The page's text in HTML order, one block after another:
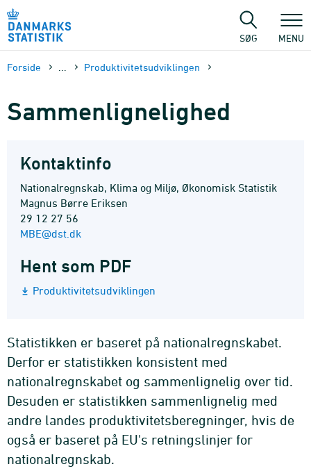
sidens
SØG MENU
Forside Produktivitetsudviklingen
Sammenlignelighed
Kontaktinfo
Nationalregnskab, Klima og Miljø, Økonomisk Statistik
Magnus Børre Eriksen
29 12 27 56
MBE@dst.dk
Hent som PDF
Produktivitetsudviklingen
Statistikken er baseret på nationalregnskabet.
Derfor er statistikken konsistent med
nationalregnskabet og sammenlignelig over tid.
Desuden er statistikken sammenlignelig med
andre landes produktivitetsberegninger, hvis de
også er baseret på EU's retningslinjer for
nationalregnskab.